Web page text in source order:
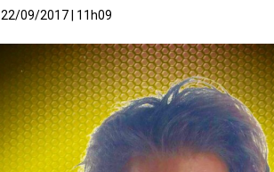
22/09/2017 | 11h09